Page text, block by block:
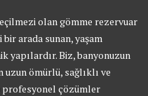
olan gömme rezervuar
arada sunan, yaşam
yapılardır. Biz, banyonuzun
ömürlü, sağlıklı ve
profesyonel çözümler